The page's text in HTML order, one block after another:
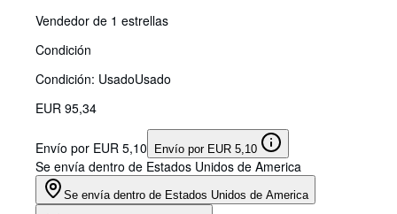
Vendedor de 1 estrellas
Condición
Condición: UsadoUsado
EUR 95,34
Envío por EUR 5,10 Envío por EUR 5,10
Se envía dentro de Estados Unidos de America
Se envía dentro de Estados Unidos de America